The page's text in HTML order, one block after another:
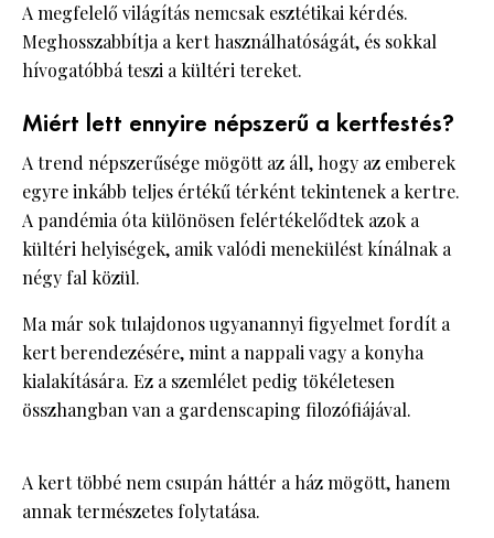
A megfelelő világítás nemcsak esztétikai kérdés.
Meghosszabbítja a kert használhatóságát, és sokkal
hívogatóbbá teszi a kültéri tereket.
Miért lett ennyire népszerű a kertfestés?
A trend népszerűsége mögött az áll, hogy az emberek
egyre inkább teljes értékű térként tekintenek a kertre.
A pandémia óta különösen felértékelődtek azok a
kültéri helyiségek, amik valódi menekülést kínálnak a
négy fal közül.
Ma már sok tulajdonos ugyanannyi figyelmet fordít a
kert berendezésére, mint a nappali vagy a konyha
kialakítására. Ez a szemlélet pedig tökéletesen
összhangban van a gardenscaping filozófiájával.
A kert többé nem csupán háttér a ház mögött, hanem
annak természetes folytatása.